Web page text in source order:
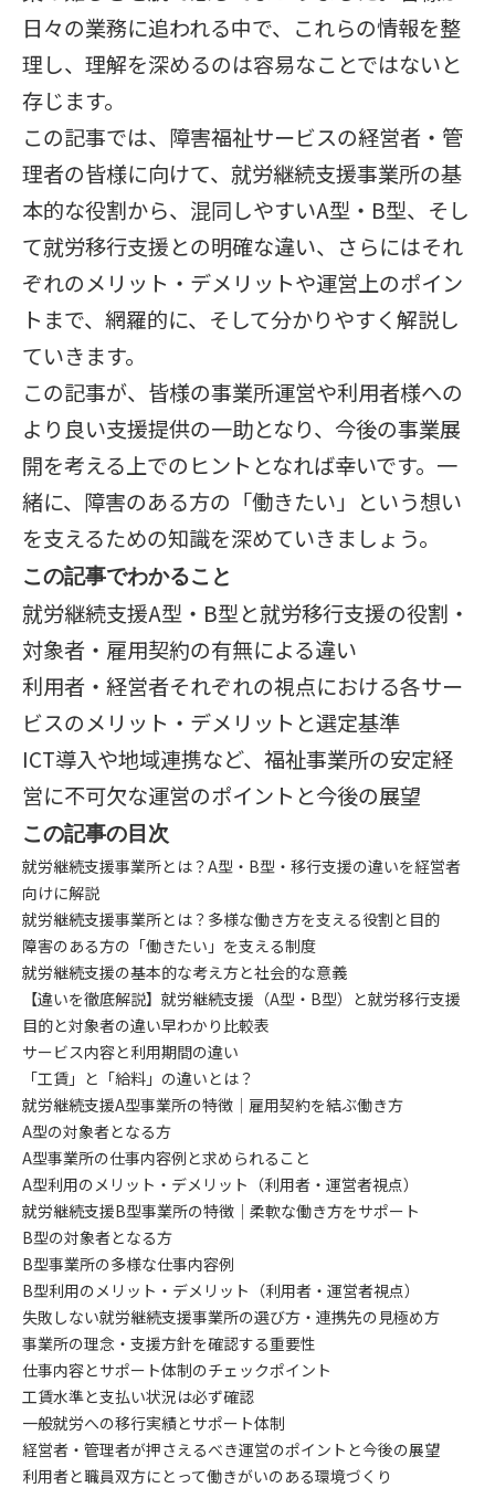
日々の業務に追われる中で、これらの情報を整
理し、理解を深めるのは容易なことではないと
存じます。
この記事では、障害福祉サービスの経営者・管
理者の皆様に向けて、就労継続支援事業所の基
本的な役割から、混同しやすいA型・B型、そし
て就労移行支援との明確な違い、さらにはそれ
ぞれのメリット・デメリットや運営上のポイン
トまで、網羅的に、そして分かりやすく解説し
ていきます。
この記事が、皆様の事業所運営や利用者様への
より良い支援提供の一助となり、今後の事業展
開を考える上でのヒントとなれば幸いです。一
緒に、障害のある方の「働きたい」という想い
を支えるための知識を深めていきましょう。
この記事でわかること
就労継続支援A型・B型と就労移行支援の役割・
対象者・雇用契約の有無による違い
利用者・経営者それぞれの視点における各サー
ビスのメリット・デメリットと選定基準
ICT導入や地域連携など、福祉事業所の安定経
営に不可欠な運営のポイントと今後の展望
この記事の目次
就労継続支援事業所とは？A型・B型・移行支援の違いを経営者
向けに解説
就労継続支援事業所とは？多様な働き方を支える役割と目的
障害のある方の「働きたい」を支える制度
就労継続支援の基本的な考え方と社会的な意義
【違いを徹底解説】就労継続支援（A型・B型）と就労移行支援
目的と対象者の違い早わかり比較表
サービス内容と利用期間の違い
「工賃」と「給料」の違いとは？
就労継続支援A型事業所の特徴｜雇用契約を結ぶ働き方
A型の対象者となる方
A型事業所の仕事内容例と求められること
A型利用のメリット・デメリット（利用者・運営者視点）
就労継続支援B型事業所の特徴｜柔軟な働き方をサポート
B型の対象者となる方
B型事業所の多様な仕事内容例
B型利用のメリット・デメリット（利用者・運営者視点）
失敗しない就労継続支援事業所の選び方・連携先の見極め方
事業所の理念・支援方針を確認する重要性
仕事内容とサポート体制のチェックポイント
工賃水準と支払い状況は必ず確認
一般就労への移行実績とサポート体制
経営者・管理者が押さえるべき運営のポイントと今後の展望
利用者と職員双方にとって働きがいのある環境づくり